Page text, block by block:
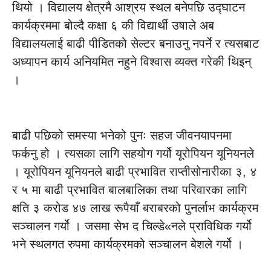
थियो । विद्यालय क्षेत्रमै आश्रय स्थल बनेपछि उद्घाटन
कार्यक्रममा बोल्दै कक्षा ६ की विद्यार्थी उषाले अब
विद्यालयलाई बाढी पीडितको सेल्टर बनाउनु नपर्ने र त्यसबाट
अध्यापन कार्य अनियमित नहुने विश्वास व्यक्त गरेकी थिइन्
।
बाढी पछिको समस्या भनेको पुनः सहज जीवनयापनमा
फर्कनु हो । त्यसका लागि सहयोग गर्यो यूरोपियन यूनियनले
। यूरोपियन यूनियनले बाढी प्रभावित राप्तीसोनारीका ३, ४
र ५ मा बाढी प्रभावित बालबालिका तथा परिवारका लागि
क्षति ३ करोड ४७ लाख रूपैयाँ बराबरको पुनर्लाभ कार्यक्रम
सञ्चालन गर्यो । जसमा सेभ द चिल्डे«नले प्राविधिक गर्यो
भने स्थलगत रुपमा कार्यक्रमको सञ्चालन बेशले गर्यो ।